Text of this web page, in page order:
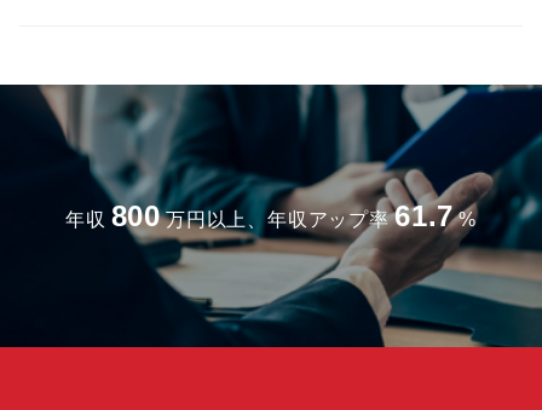
年収 800 万円以上、年収アップ率 61.7 %